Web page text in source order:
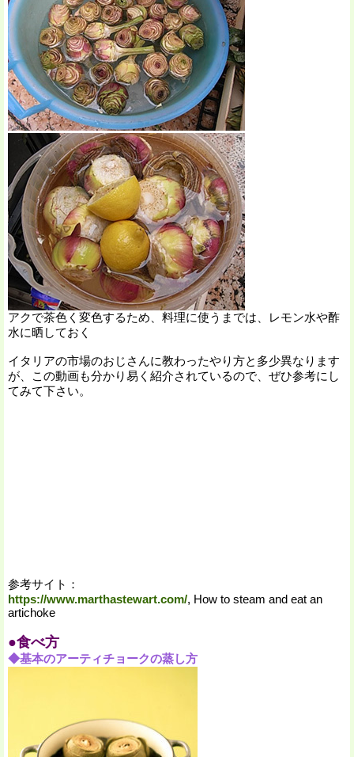
アクで茶色く変色するため、料理に使うまでは、レモン水や酢
水に晒しておく
イタリアの市場のおじさんに教わったやり方と多少異なります
が、この動画も分かり易く紹介されているので、ぜひ参考にし
てみて下さい。
参考サイト：
https://www.marthastewart.com/, How to steam and eat an
artichoke
●食べ方
◆基本のアーティチョークの蒸し方